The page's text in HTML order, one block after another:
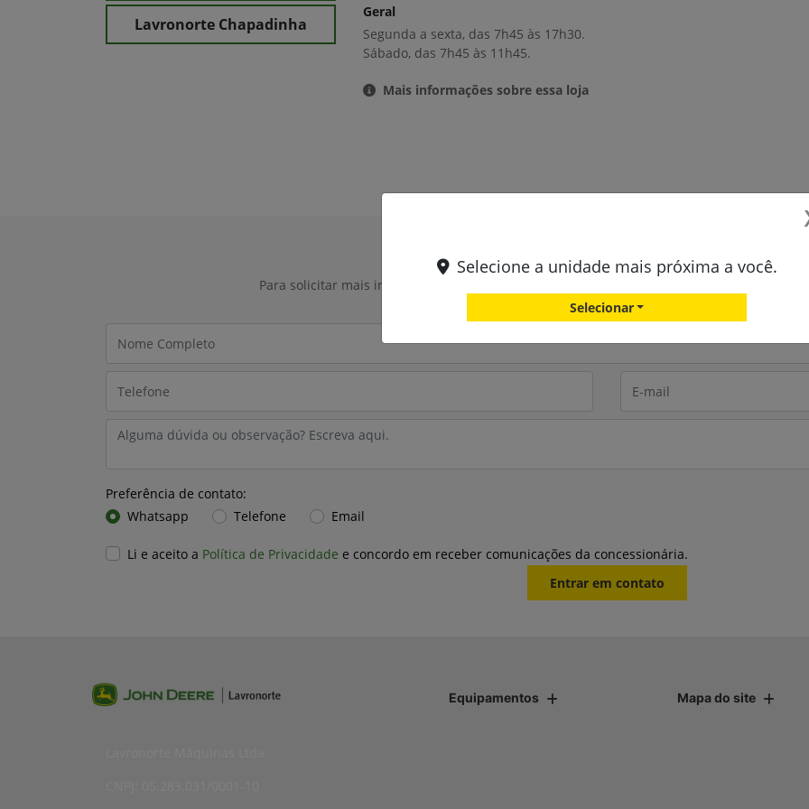
Lavronorte Chapadinha
Geral
Segunda a sexta, das 7h45 às 17h30.
Sábado, das 7h45 às 11h45.
Mais informações sobre essa loja
Para solicitar mais informações, por favor, preencha o formulário abaixo que entraremos
Preferência de contato:
Whatsapp
Telefone Email
Li e aceito a Política de Privacidade e concordo em receber comunicações da concessionária.
Entrar em contato
Equipamentos Mapa do site
Selecione a unidade mais próxima a você.
Selecionar